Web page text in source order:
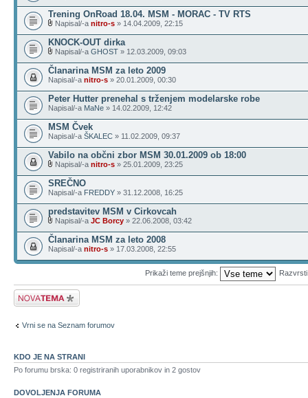
Trening OnRoad 18.04. MSM - MORAC - TV RTS
Napisal/-a nitro-s » 14.04.2009, 22:15
KNOCK-OUT dirka
Napisal/-a GHOST » 12.03.2009, 09:03
Članarina MSM za leto 2009
Napisal/-a nitro-s » 20.01.2009, 00:30
Peter Hutter prenehal s trženjem modelarske robe
Napisal/-a MaNe » 14.02.2009, 12:42
MSM Čvek
Napisal/-a ŠKALEC » 11.02.2009, 09:37
Vabilo na občni zbor MSM 30.01.2009 ob 18:00
Napisal/-a nitro-s » 25.01.2009, 23:25
SREČNO
Napisal/-a FREDDY » 31.12.2008, 16:25
predstavitev MSM v Cirkovcah
Napisal/-a JC Borcy » 22.06.2008, 03:42
Članarina MSM za leto 2008
Napisal/-a nitro-s » 17.03.2008, 22:55
Prikaži teme prejšnjih:
Napiši novo temo
Vrni se na Seznam forumov
KDO JE NA STRANI
Po forumu brska: 0 registriranih uporabnikov in 2 gostov
DOVOLJENJA FORUMA